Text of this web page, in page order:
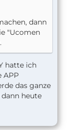
dann
"Ucomen
hatte ich
APP
das ganze
heute